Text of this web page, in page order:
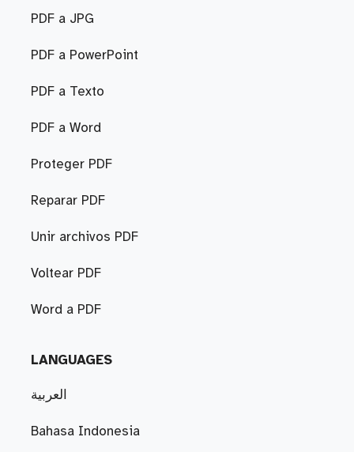
PDF a JPG
PDF a PowerPoint
PDF a Texto
PDF a Word
Proteger PDF
Reparar PDF
Unir archivos PDF
Voltear PDF
Word a PDF
LANGUAGES
العربية
Bahasa Indonesia